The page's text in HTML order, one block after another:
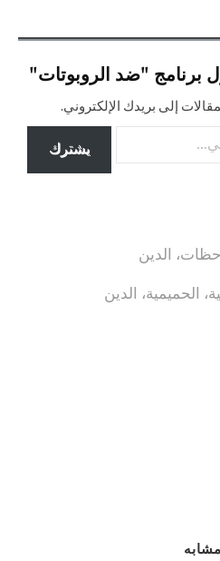
برنامج "ضد الروبوتات"
إلى بريدك الإلكتروني.
يشترك
، الدين
، الحميمية، الدين
مشابه